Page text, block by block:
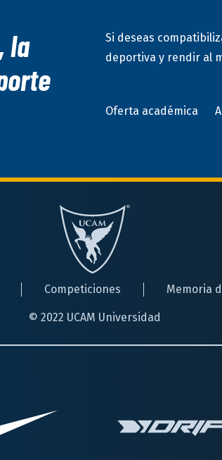
la
Si deseas
deportiva y rendir al
Oferta académica
Competiciones Memoria
© 2022 UCAM Universidad